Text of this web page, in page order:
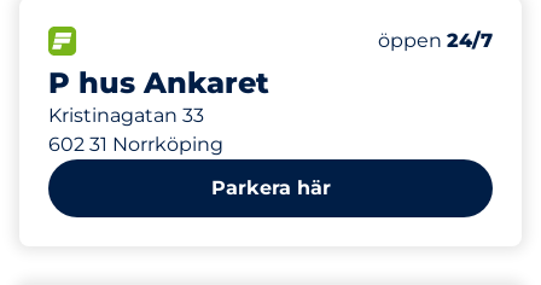
P hus Ankaret
Kristinagatan 33
602 31 Norrköping
Antal
Totalt antal
Torsdag&nbsp
öppen 24/7
Parkera här